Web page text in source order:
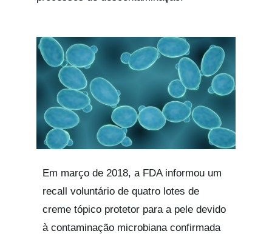
Em março de 2018, a FDA informou um
recall voluntário de quatro lotes de
creme tópico protetor para a pele devido
à contaminação microbiana confirmada